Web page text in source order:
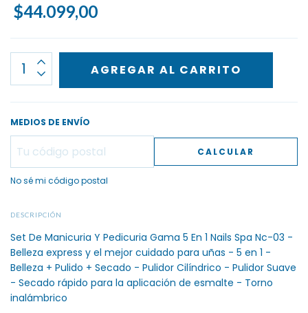
$44.099,00
MEDIOS DE ENVÍO
CALCULAR
No sé mi código postal
DESCRIPCIÓN
Set De Manicuria Y Pedicuria Gama 5 En 1 Nails Spa Nc-03 -
Belleza express y el mejor cuidado para uñas - 5 en 1 -
Belleza + Pulido + Secado - Pulidor Cilíndrico - Pulidor Suave
- Secado rápido para la aplicación de esmalte - Torno
inalámbrico